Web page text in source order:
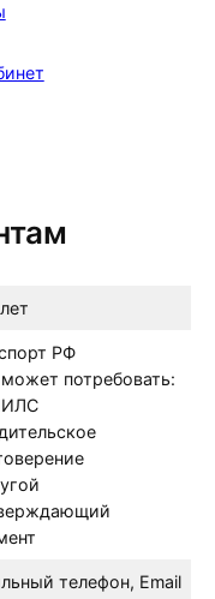
РФ
потребовать:
телефон, Email